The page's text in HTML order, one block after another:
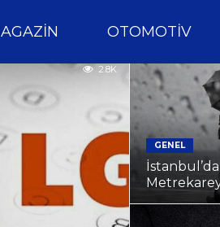
OTOMOTIV
2.8K
GENEL